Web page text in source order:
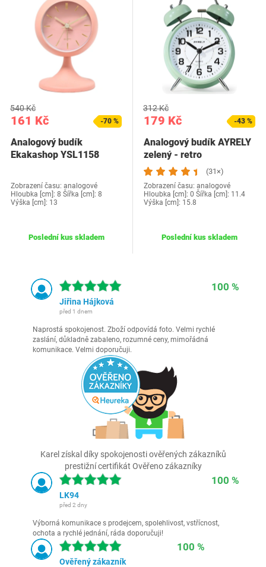
161 Kč
540 Kč
-70 %
Analogový budík
Ekakashop YSL1158
Zobrazení času: analogové
Hloubka [cm]: 8 Šířka [cm]: 8
Výška [cm]: 13
Poslední kus skladem
179 Kč
312 Kč
-43 %
Analogový budík AYRELY
zelený - retro
(31×)
Zobrazení času: analogové
Hloubka [cm]: 0 Šířka [cm]: 11.4
Výška [cm]: 15.8
Poslední kus skladem
100 %
Jiřina Hájková
před 1 dnem
Naprostá spokojenost. Zboží odpovídá foto. Velmi rychlé
zaslání, důkladně zabaleno, rozumné ceny, mimořádná
komunikace. Velmi doporučuji.
Karel získal díky spokojenosti ověřených zákazníků
prestižní certifikát Ověřeno zákazníky
100 %
LK94
před 2 dny
Výborná komunikace s prodejcem, spolehlivost, vstřícnost,
ochota a rychlé jednání, ráda doporučuji!
100 %
Ověřený zákazník